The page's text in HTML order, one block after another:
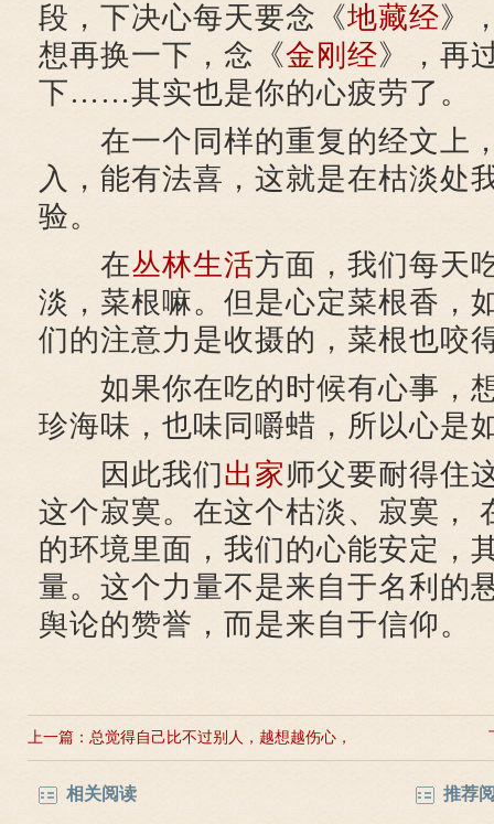
段，下决心每天要念《地藏经》
想再换一下，念《金刚经》，再
下……其实也是你的心疲劳了。
在一个同样的重复的经文上
入，能有法喜，这就是在枯淡处
验。
在丛林生活方面，我们每天
淡，菜根嘛。但是心定菜根香，
们的注意力是收摄的，菜根也咬
如果你在吃的时候有心事，
珍海味，也味同嚼蜡，所以心是
因此我们出家师父要耐得住
这个寂寞。在这个枯淡、寂寞，
的环境里面，我们的心能安定，
量。这个力量不是来自于名利的
舆论的赞誉，而是来自于信仰。
上一篇： 总觉得自己比不过别人，越想越伤心，
怎么办？
相关阅读 推荐